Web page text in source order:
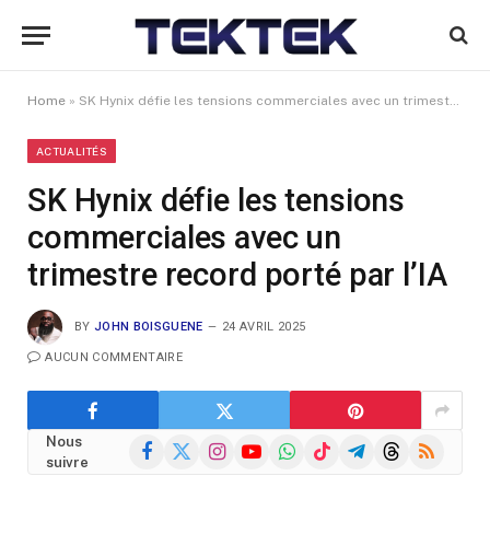
Home » SK Hynix défie les tensions commerciales avec un trimestre record porté par l’IA
ACTUALITÉS
SK Hynix défie les tensions
commerciales avec un
trimestre record porté par l’IA
BY JOHN BOISGUENE 24 AVRIL 2025
AUCUN COMMENTAIRE
Nous
suivre
Facebook
X
InstagramYouTubeWhatsAppTikTokTelegramThreads
RSS